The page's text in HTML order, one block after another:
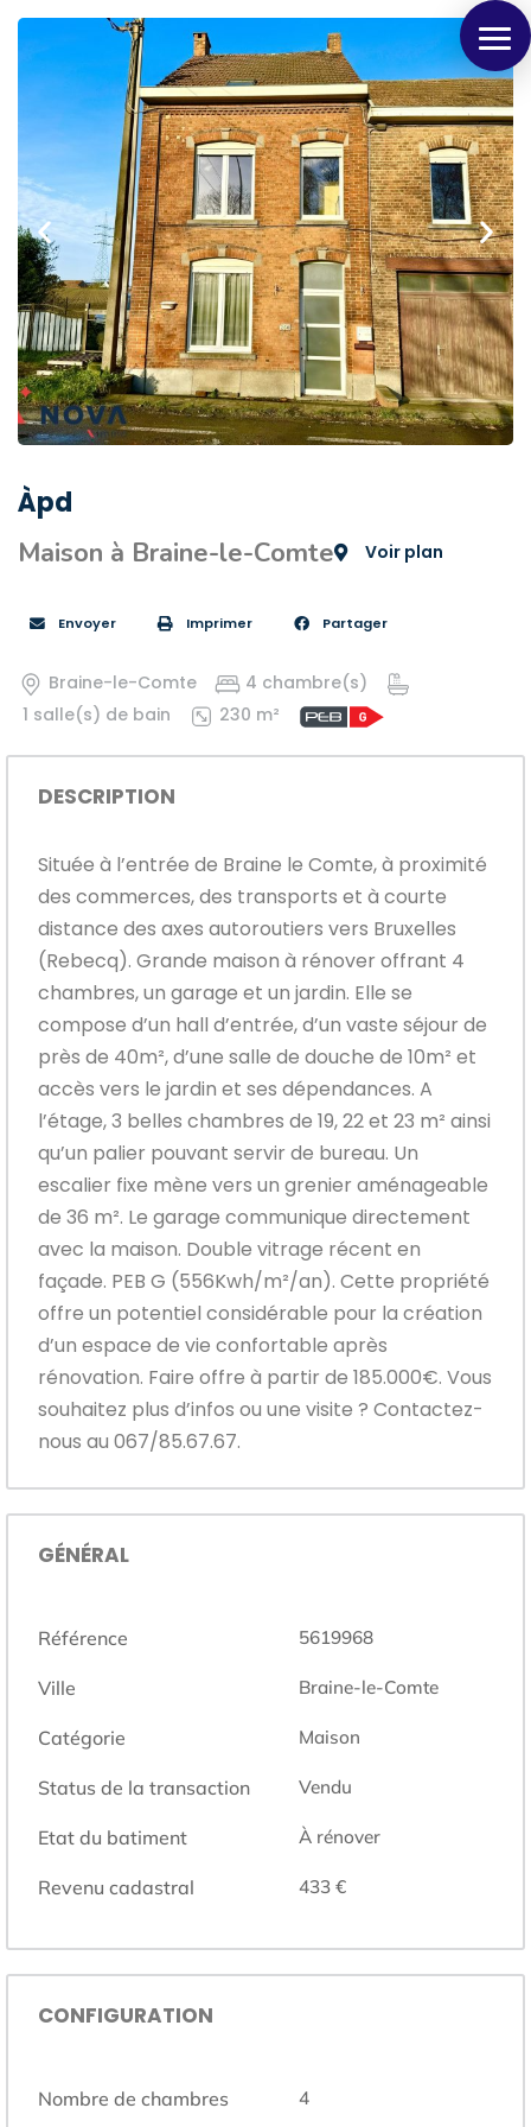
Panneau de gestion des cookies
Àpd
Maison à Braine-le-Comte Voir plan
Envoyer Imprimer Partager
Braine-le-Comte
4 chambre(s)
1 salle(s) de bain
230 m²
DESCRIPTION
Située à l’entrée de Braine le Comte, à proximité
des commerces, des transports et à courte
distance des axes autoroutiers vers Bruxelles
(Rebecq). Grande maison à rénover offrant 4
chambres, un garage et un jardin. Elle se
compose d’un hall d’entrée, d’un vaste séjour de
près de 40m², d’une salle de douche de 10m² et
accès vers le jardin et ses dépendances. A
l’étage, 3 belles chambres de 19, 22 et 23 m² ainsi
qu’un palier pouvant servir de bureau. Un
escalier fixe mène vers un grenier aménageable
de 36 m². Le garage communique directement
avec la maison. Double vitrage récent en
façade. PEB G (556Kwh/m²/an). Cette propriété
offre un potentiel considérable pour la création
d’un espace de vie confortable après
rénovation. Faire offre à partir de 185.000€. Vous
souhaitez plus d’infos ou une visite ? Contactez-
nous au 067/85.67.67.
GÉNÉRAL
Référence 5619968
Ville Braine-le-Comte
Catégorie Maison
Status de la transaction Vendu
Etat du batiment À rénover
Revenu cadastral 433 €
CONFIGURATION
Nombre de chambres 4